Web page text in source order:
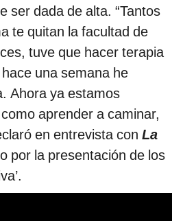
ser dada de alta. “Tantos
te quitan la facultad de
tuve que hacer terapia
una semana he
Ahora ya estamos
aprender a caminar,
en entrevista con La
por la presentación de los